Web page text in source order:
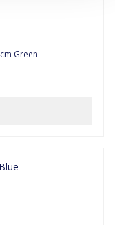
Green